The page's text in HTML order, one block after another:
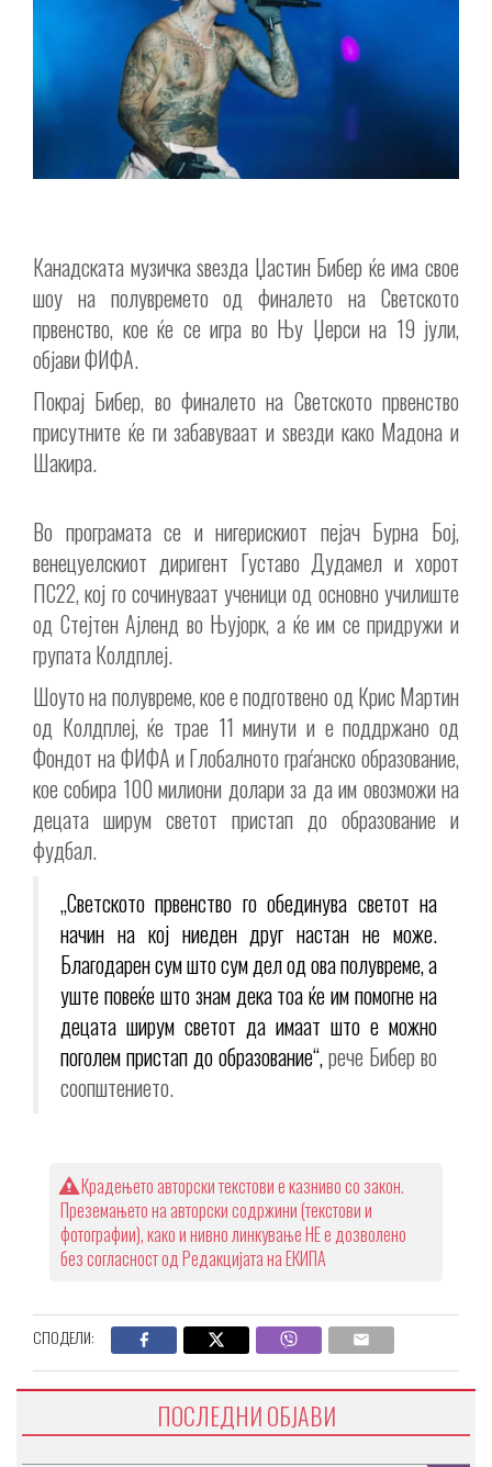
Канадската музичка ѕвезда Џастин Бибер ќе има свое
шоу на полувремето од финалето на Светското
првенство, кое ќе се игра во Њу Џерси на 19 јули,
објави ФИФА.
Покрај Бибер, во финалето на Светското првенство
присутните ќе ги забавуваат и ѕвезди како Мадона и
Шакира.
Во програмата се и нигерискиот пејач Бурна Бој,
венецуелскиот диригент Густаво Дудамел и хорот
ПС22, кој го сочинуваат ученици од основно училиште
од Стејтен Ајленд во Њујорк, а ќе им се придружи и
групата Колдплеј.
Шоуто на полувреме, кое е подготвено од Крис Мартин
од Колдплеј, ќе трае 11 минути и е поддржано од
Фондот на ФИФА и Глобалното граѓанско образование,
кое собира 100 милиони долари за да им овозможи на
децата ширум светот пристап до образование и
фудбал.
„Светското првенство го обединува светот на
начин на кој ниеден друг настан не може.
Благодарен сум што сум дел од ова полувреме, а
уште повеќе што знам дека тоа ќе им помогне на
децата ширум светот да имаат што е можно
поголем пристап до образование“,рече Бибер во
соопштението.
Крадењето авторски текстови е казниво со закон.
Преземањето на авторски содржини (текстови и
фотографии), како и нивно линкување НЕ е дозволено
без согласност од Редакцијата на ЕКИПА
СПОДЕЛИ:
ПОСЛЕДНИ ОБЈАВИ